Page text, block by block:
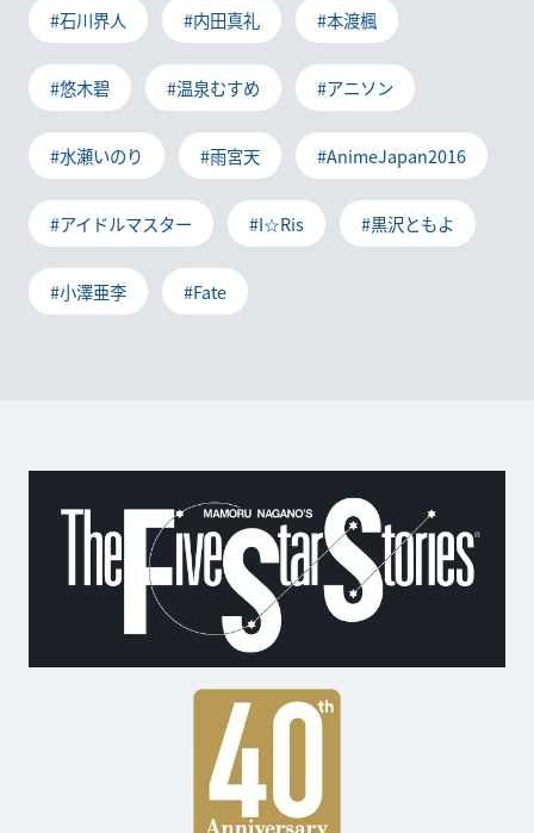
#石川界人 #内田真礼 #本渡楓
#悠木碧 #温泉むすめ #アニソン
#水瀬いのり #雨宮天 #AnimeJapan2016
#アイドルマスター #I☆Ris #黒沢ともよ
#小澤亜李 #Fate